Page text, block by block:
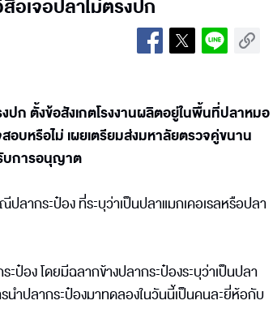
อเจอปลาไม่ตรงปก
ปก ตั้งข้อสังเกตโรงงานผลิตอยู่ในพื้นที่ปลาหมอ
อบหรือไม่ เผยเตรียมส่งมหาลัยตรวจคู่ขนาน
บการอนุญาต
ากระป๋อง ที่ระบุว่าเป็นปลาแมกเคอเรลหรือปลา
อง โดยมีฉลากข้างปลากระป๋องระบุว่าเป็นปลา
นำปลากระป๋องมาทดลองในวันนี้เป็นคนละยี่ห้อกับ